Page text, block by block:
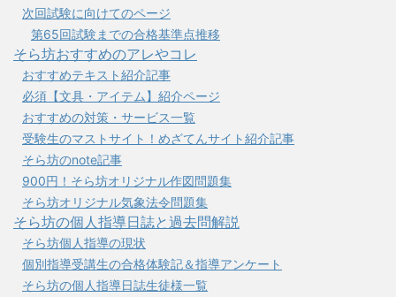
次回試験に向けてのページ
第65回試験までの合格基準点推移
そら坊おすすめのアレやコレ
おすすめテキスト紹介記事
必須【文具・アイテム】紹介ページ
おすすめの対策・サービス一覧
受験生のマストサイト！めざてんサイト紹介記事
そら坊のnote記事
900円！そら坊オリジナル作図問題集
そら坊オリジナル気象法令問題集
そら坊の個人指導日誌と過去問解説
そら坊個人指導の現状
個別指導受講生の合格体験記＆指導アンケート
そら坊の個人指導日誌生徒様一覧